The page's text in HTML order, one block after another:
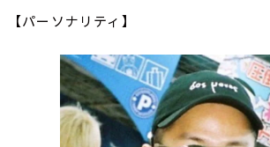
【パーソナリティ】